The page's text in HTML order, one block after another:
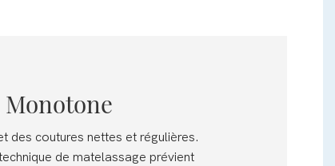
Monotone
des coutures nettes et régulières.
de matelassage prévient